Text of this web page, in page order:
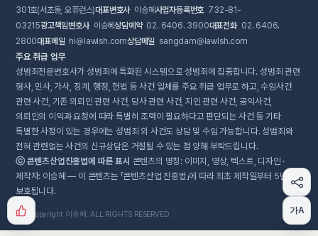
301호(서초동, 오퓨런스)대표변호사 이승혜 사업자등록번호 732-81-
03215광고책임변호사 이승혜상담예약 02. 6406. 3900대표전화 02. 6406.
2800대표메일 hi@lawlsh.com상담메일 sangdam@lawlsh.com
주요 취급 업무
성범죄전문변호사가 성범죄에 특화된 시스템으로 성범죄에 집중합니다. 성범죄 관련
형사, 민사, 가사, 징계, 행정, 헌법 등 사건 일체를 주요 취급 업무로 하고, 수임사건
관련 사건, 기존 의뢰인 관련 사건, 당사 관련 사건, 지인 관련 사건, 공익사건,
의뢰인의 이익과 요청에 따라 특별히 조력이 필요하다고 판단되는 사건 등 기타
특별한 사정이 있는 경우에는 성범죄 외 사건도 상담 및 수임 가능합니다. 성범죄와
전혀 관련없는 사건의 신규상담은 거절될 수 있는 점 양해 부탁드립니다.
ⓒ 콘텐츠산업진흥법에 따른 표시 콘텐츠의 명칭: 이미지, 영상, 텍스트, 디자인 ·
제작자: 이승혜 — 이 콘텐츠는 「콘텐츠산업 진흥법」에 따라 최초 제작일부터 5년간
보호됩니다.
Copyright 이승혜. ALL RIGHTS RESERVED. 가A